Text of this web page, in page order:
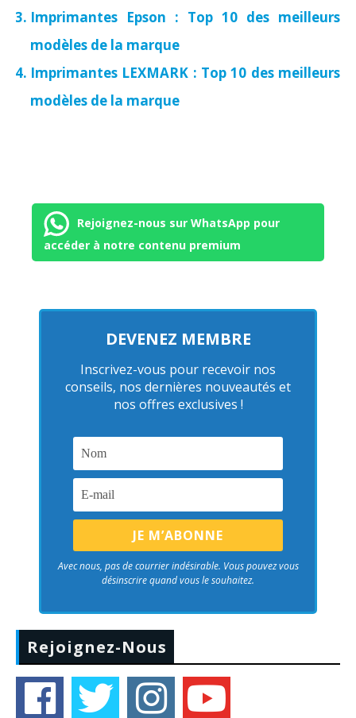
Imprimantes Epson : Top 10 des meilleurs
modèles de la marque
Imprimantes LEXMARK : Top 10 des meilleurs
modèles de la marque
Rejoignez-nous sur WhatsApp pour
accéder à notre contenu premium
DEVENEZ MEMBRE
Inscrivez-vous pour recevoir nos
conseils, nos dernières nouveautés et
nos offres exclusives !
Avec nous, pas de courrier indésirable. Vous pouvez vous
désinscrire quand vous le souhaitez.
Rejoignez-Nous